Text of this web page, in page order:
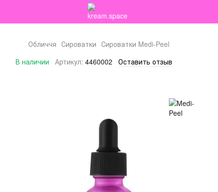
Обличчя Сироватки Сироватки Medi-Peel
В наличии
Артикул: 4460002 Оставить отзыв